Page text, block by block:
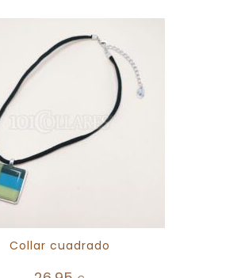
Collar cuadrado